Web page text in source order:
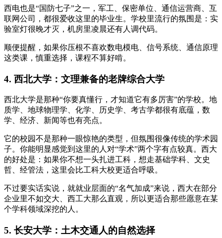
西电也是“国防七子”之一，军工、保密单位、通信运营商、互
联网公司，都很爱收这里的毕业生。学校里流行的氛围是：实
验室灯很晚才灭，机房里凌晨还有人调代码。
顺便提醒，如果你压根不喜欢数电模电、信号系统、通信原理
这类课，慎重选择，课程不算好啃。
4. 西北大学：文理兼备的老牌综合大学
西北大学是那种“你要真懂行，才知道它有多厉害”的学校。地
质学、地球物理学、化学、历史学、考古学都很有底蕴，数
学、经济、新闻等也有亮点。
它的校园不是那种一眼惊艳的类型，但氛围很像传统的学术园
子。你能明显感觉到这里的人对“学术”两个字有点较真。西大
的好处是：如果你不想一头扎进工科，想走基础学科、文史
哲、经管法，这里会比工科大校更适合呼吸。
不过要实话实说，就就业层面的“名气加成”来说，西大在部分
企业里不如交大、西工大那么直观，所以更适合那些愿意在某
个学科领域深挖的人。
5. 长安大学：土木交通人的自然选择